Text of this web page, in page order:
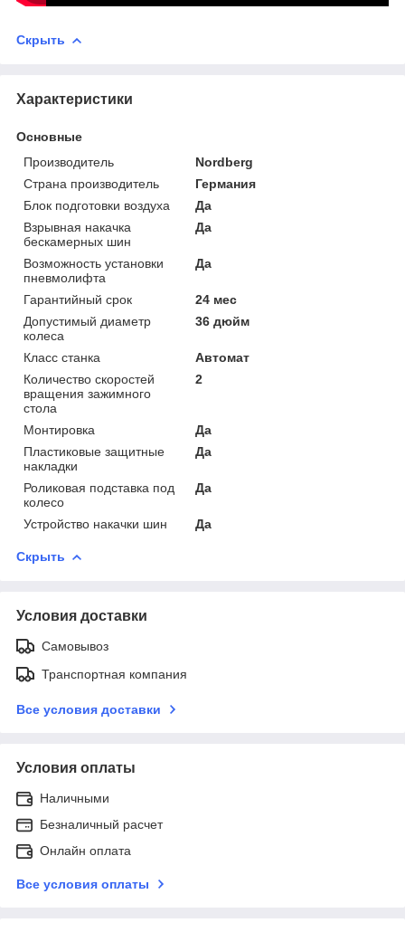
Скрыть
Характеристики
Основные
Производитель
Nordberg
Страна производитель
Германия
Блок подготовки воздуха
Да
Взрывная накачка
бескамерных шин
Да
Возможность установки
пневмолифта
Да
Гарантийный срок
24 мес
Допустимый диаметр
колеса
36 дюйм
Класс станка
Автомат
Количество скоростей
вращения зажимного
стола
2
Монтировка
Да
Пластиковые защитные
накладки
Да
Роликовая подставка под
колесо
Да
Устройство накачки шин Да
Скрыть
Условия доставки
Самовывоз
Транспортная компания
Все условия доставки
Условия оплаты
Наличными
Безналичный расчет
Онлайн оплата
Все условия оплаты